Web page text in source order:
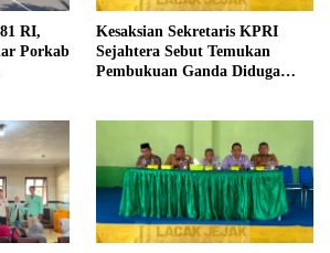
RI,
Porkab
Kesaksian Sekretaris KPRI
Sejahtera Sebut Temukan
Pembukuan Ganda Diduga